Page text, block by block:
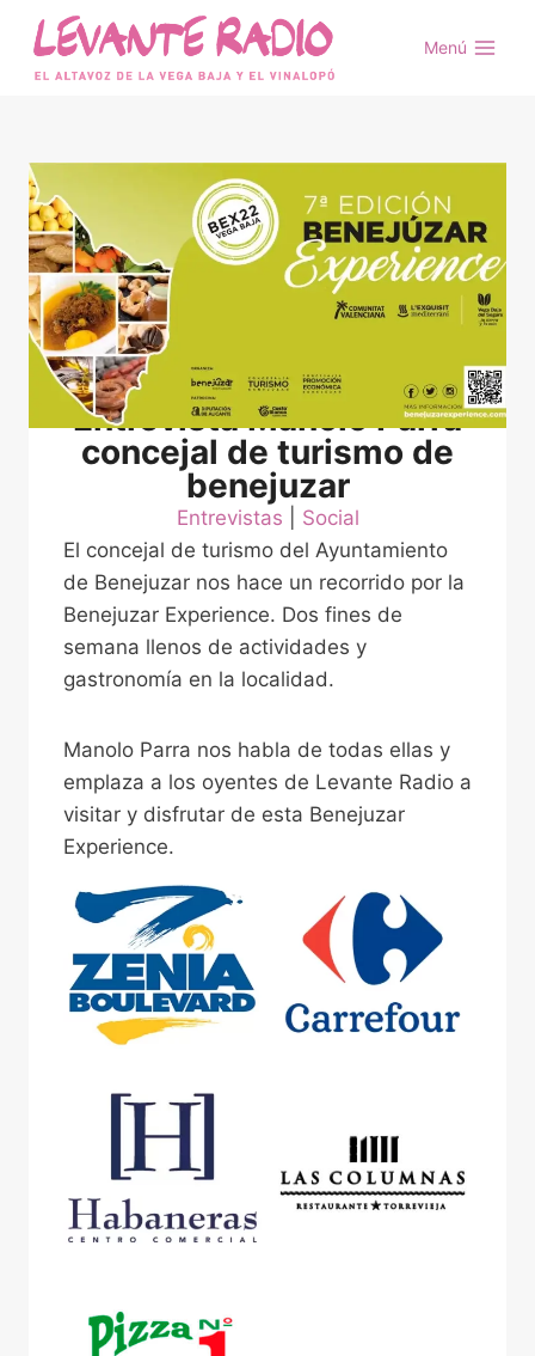
Saltar
contenido
Menú
Entrevista Manolo Parra
concejal de turismo de
benejuzar
Entrevistas
Social
El concejal de turismo del Ayuntamiento
de Benejuzar nos hace un recorrido por la
Benejuzar Experience. Dos fines de
semana llenos de actividades y
gastronomía en la localidad.
Manolo Parra nos habla de todas ellas y
emplaza a los oyentes de Levante Radio a
visitar y disfrutar de esta Benejuzar
Experience.